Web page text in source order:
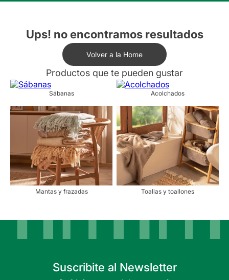
Ups! no encontramos resultados
Volver a la Home
Productos que te pueden gustar
Sábanas Acolchados
Mantas y frazadas Toallas y toallones
Suscribite al Newsletter